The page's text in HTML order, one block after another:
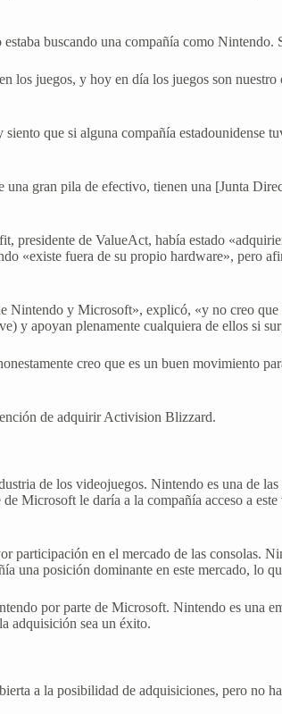
buscando una compañía como Nintendo.
los juegos, y hoy en día los juegos son
que si alguna compañía estadounidense
gran pila de efectivo, tienen una [Junta
de ValueAct, había estado
«existe fuera de su propio hardware», pero
Nintendo y Microsoft», explicó, «y no creo
y apoyan plenamente cualquiera de ellos si
creo que es un buen movimiento
de adquirir Activision Blizzard.
de los videojuegos. Nintendo es una de las
le daría a la compañía acceso a
en el mercado de las consolas.
una posición dominante en este mercado, lo
por parte de Microsoft. Nintendo es una
adquisición sea un éxito.
a la posibilidad de adquisiciones, pero no